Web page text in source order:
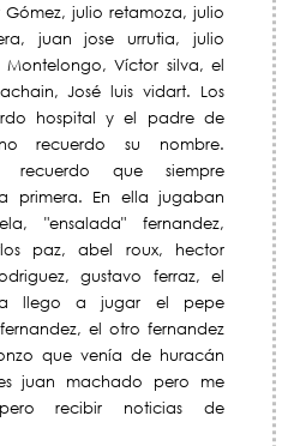
julio retamoza, julio
juan jose urrutia, julio
Montelongo, Víctor silva, el
José luis vidart. Los
hospital y el padre de
recuerdo su nombre.
recuerdo que siempre
primera. En ella jugaban
"ensalada" fernandez,
paz, abel roux, hector
gustavo ferraz, el
llego a jugar el pepe
el otro fernandez
que venía de huracán
juan machado pero me
recibir noticias de